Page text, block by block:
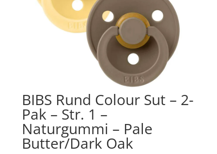
BIBS Rund Colour Sut – 2-
Pak – Str. 1 –
Naturgummi – Pale
Butter/Dark Oak